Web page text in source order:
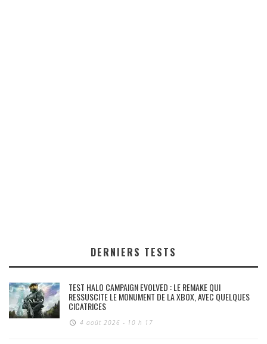
DERNIERS TESTS
TEST HALO CAMPAIGN EVOLVED : LE REMAKE QUI
RESSUSCITE LE MONUMENT DE LA XBOX, AVEC QUELQUES
CICATRICES
4 août 2026 - 10 h 17